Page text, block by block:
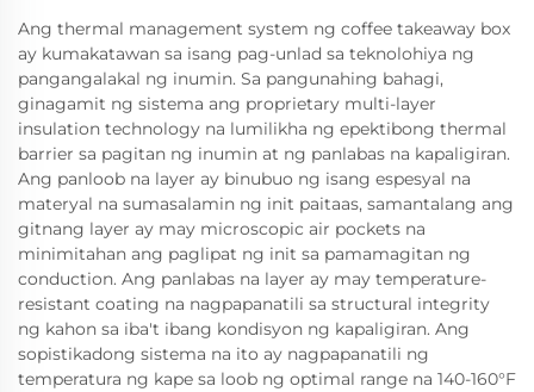
Ang thermal management system ng coffee takeaway box
ay kumakatawan sa isang pag-unlad sa teknolohiya ng
pangangalakal ng inumin. Sa pangunahing bahagi,
ginagamit ng sistema ang proprietary multi-layer
insulation technology na lumilikha ng epektibong thermal
barrier sa pagitan ng inumin at ng panlabas na kapaligiran.
Ang panloob na layer ay binubuo ng isang espesyal na
materyal na sumasalamin ng init paitaas, samantalang ang
gitnang layer ay may microscopic air pockets na
minimitahan ang paglipat ng init sa pamamagitan ng
conduction. Ang panlabas na layer ay may temperature-
resistant coating na nagpapanatili sa structural integrity
ng kahon sa iba't ibang kondisyon ng kapaligiran. Ang
sopistikadong sistema na ito ay nagpapanatili ng
temperatura ng kape sa loob ng optimal range na 140-160°F